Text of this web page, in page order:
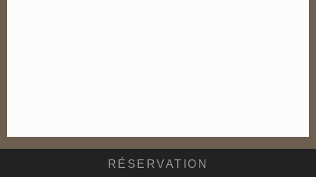
RÉSERVATION